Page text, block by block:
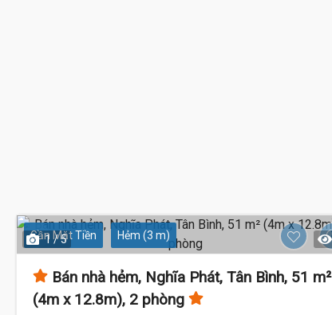
Gần Mặt Tiền Hẻm (3 m)
1 / 5
Bán nhà hẻm, Nghĩa Phát, Tân Bình, 51 m²
(4m x 12.8m), 2 phòng